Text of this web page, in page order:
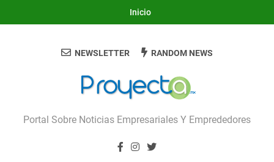
Inicio
Proyecta
Portal Sobre Noticias Empresariales Y Emprededores
NEWSLETTER RANDOM NEWS